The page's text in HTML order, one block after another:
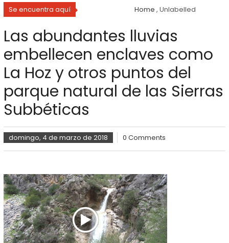
Se encuentra aquí Home , Unlabelled
Las abundantes lluvias
embellecen enclaves como
La Hoz y otros puntos del
parque natural de las Sierras
Subbéticas
domingo, 4 de marzo de 2018 0 Comments